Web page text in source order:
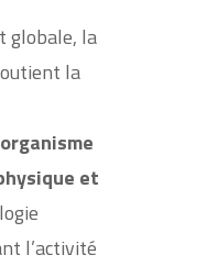
globale, la
la
et
l’activité